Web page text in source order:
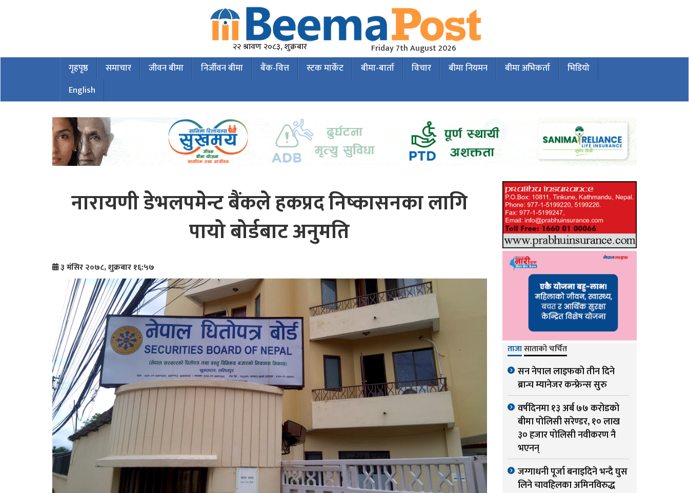
२२ श्रावण २०८३, शुक्रबार Friday 7th August 2026
गृहपृष्ठ समाचार जीवन बीमा निर्जीवन बीमा बैंक-वित्त स्टक मार्केट बीमा-बार्ता विचार बीमा नियमन बीमा अभिकर्ता
भिडियो
English
नारायणी डेभलपमेन्ट बैंकले हकप्रद निष्कासनका लागि
पायो बोर्डबाट अनुमति
३ मंसिर २०७८, शुक्रबार १६:५७
ताजासाताको चर्चित
सन नेपाल लाइफको तीन दिने
ब्रान्च म्यानेजर कन्फ्रेन्स सुरु
वर्षदिनमा १३ अर्ब ७७ करोडको
बीमा पोलिसी सरेण्डर, १० लाख
३० हजार पोलिसी नवीकरण नै
भएनन्
जग्गाधनी पूर्जा बनाइदिने भन्दै घुस
लिने चावहिलका अमिनविरुद्ध